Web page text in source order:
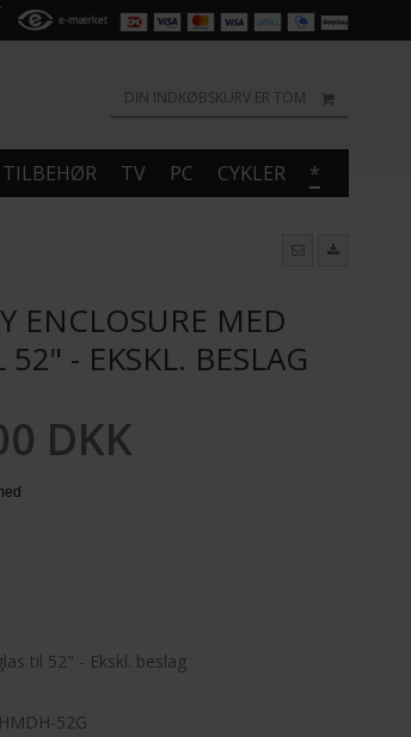
DIN INDKØBSKURV ER TOM
TILBEHØR TV PC CYKLER *
ENCLOSURE MED
52" - EKSKL. BESLAG
DKK
til 52" - Ekskl. beslag
HMDH-52G